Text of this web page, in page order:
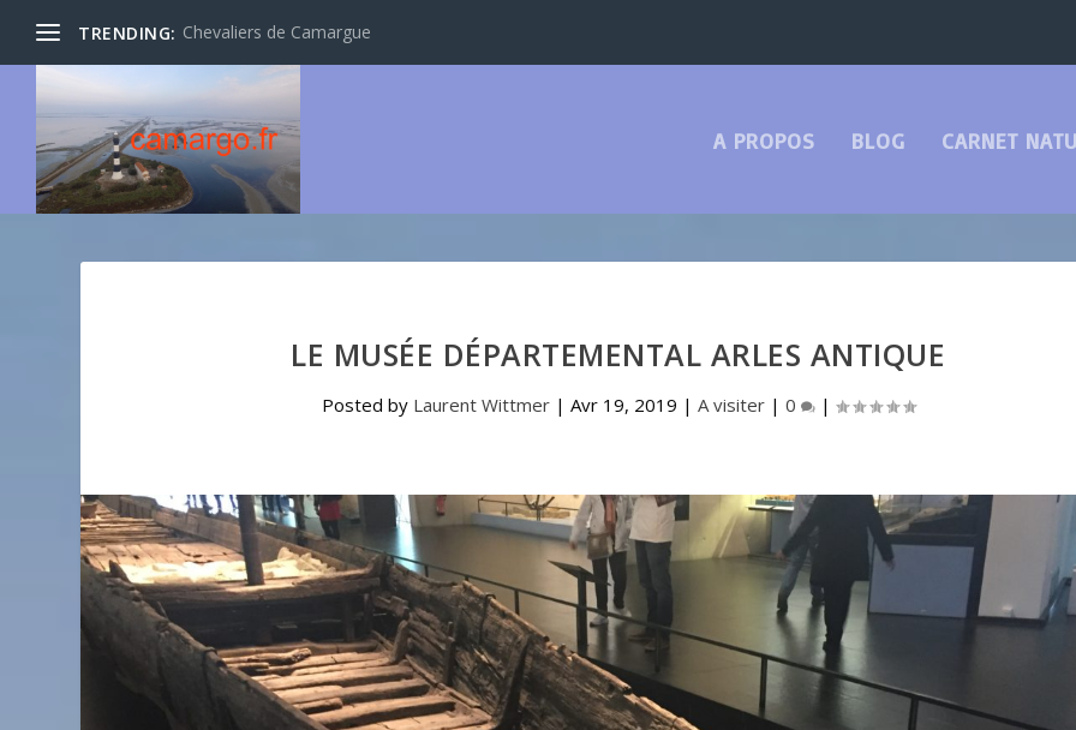
TRENDING: Chevaliers de Camargue
A PROPOS BLOG CARNET
LE MUSÉE DÉPARTEMENTAL ARLES ANTIQUE
Posted by Laurent Wittmer| Avr 19, 2019 | A visiter| 0 |